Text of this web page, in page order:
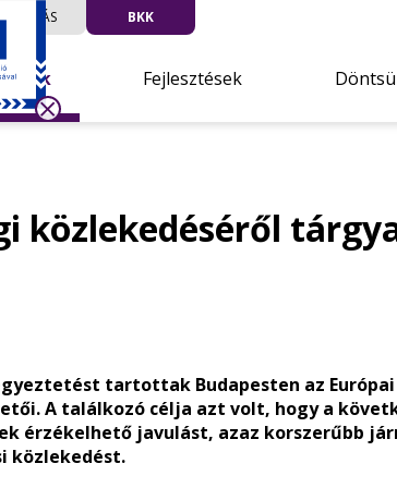
UTAZÁS BKK
Hírek Fejlesztések
közlekedéséről
tartottak Budapesten az
A találkozó célja azt volt, hogy a
érzékelhető javulást, azaz korszerűbb
közlekedést.